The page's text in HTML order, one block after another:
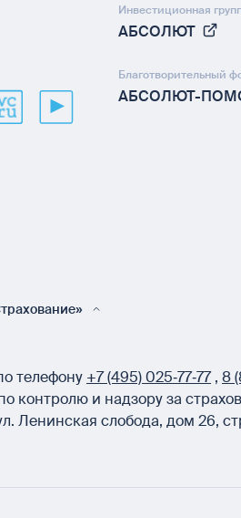
Инвестиционная
АБСОЛЮТ
Благотворительный
АБСОЛЮТ-
телефону +7 (495) 025‑77‑77 , 8
и надзору за
Ленинская слобода, дом 26,